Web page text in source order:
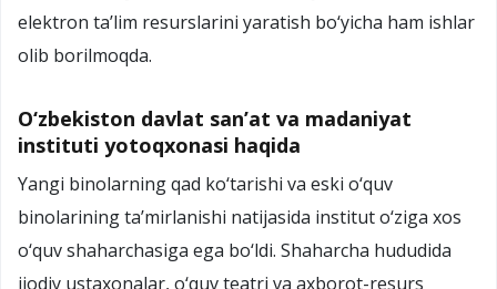
elektron ta’lim resurslarini yaratish bо‘yicha ham ishlar
olib borilmoqda.
O‘zbekiston davlat san’at va madaniyat
instituti yotoqxonasi haqida
Yangi binolarning qad kо‘tarishi va eski о‘quv
binolarining ta’mirlanishi natijasida institut о‘ziga xos
о‘quv shaharchasiga ega bо‘ldi. Shaharcha hududida
ijodiy ustaxonalar, о‘quv teatri va axborot-resurs